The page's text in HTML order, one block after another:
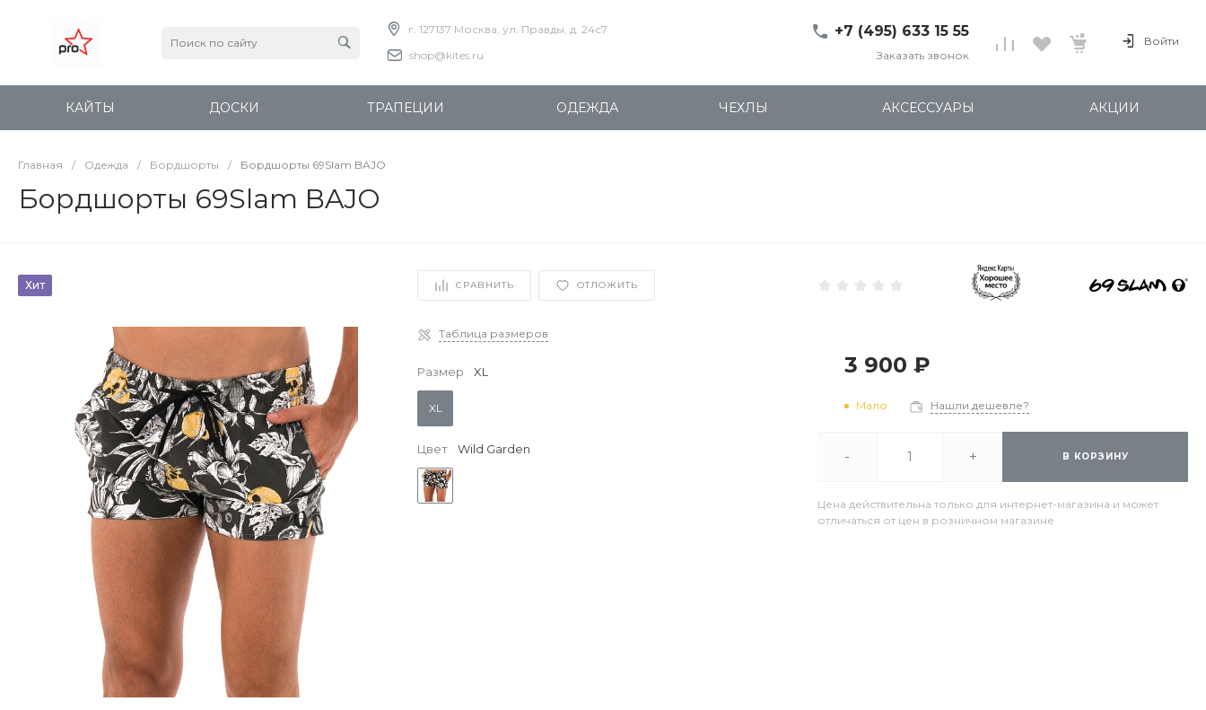
г. 127137 Москва, ул. Правды, д. 24с7
shop@kites.ru
+7 (495) 633 15 55
Правды, д. 24с7
Пн-Пт: 11:00-20:00
Заказать звонок
Войти
КАЙТЫ ДОСКИ ТРАПЕЦИИ ОДЕЖДА ЧЕХЛЫ АКСЕССУАРЫ АКЦИИ
Главная / Одежда / Бордшорты / Бордшорты 69Slam BAJO
Бордшорты 69Slam BAJO
Хит СРАВНИТЬ ОТЛОЖИТЬ
Таблица размеров
Размер XL
XL
Цвет Wild Garden
3 900 ₽
Мало Нашли дешевле?
- + В КОРЗИНУ
Цена действительна только для интернет-магазина и может
отличаться от цен в розничном магазине